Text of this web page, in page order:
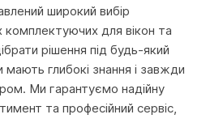
широкий вибір
для вікон та
рішення під будь-який
глибокі знання і завжди
Ми гарантуємо надійну
та професійний сервіс,